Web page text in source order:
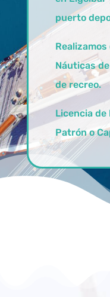
puerto
Náuticas
de recreo.
Licencia de
Patrón o